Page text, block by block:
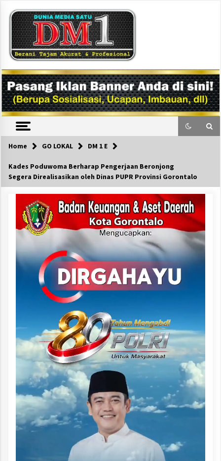
content
DM1
Home GO LOKAL DM 1 E
Kades Poduwoma Berharap Pengerjaan Beronjong
Segera Direalisasikan oleh Dinas PUPR Provinsi Gorontalo